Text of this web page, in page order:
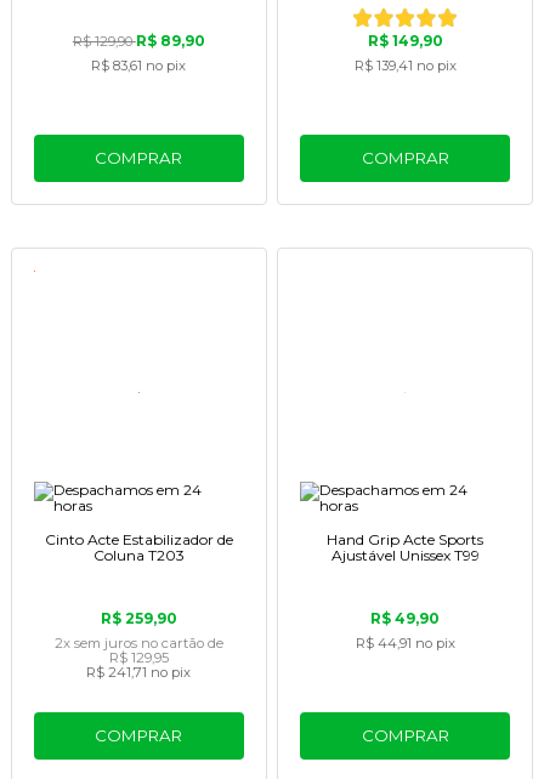
R$ 129,90R$ 89,90
R$ 83,61 no pix
COMPRAR
R$ 149,90
R$ 139,41 no pix
COMPRAR
Cinto Acte Estabilizador de
Coluna T203
R$ 259,90
2x sem juros no cartãode
R$ 129,95
R$ 241,71 no pix
COMPRAR
Hand Grip Acte Sports
Ajustável Unissex T99
R$ 49,90
R$ 44,91 no pix
COMPRAR